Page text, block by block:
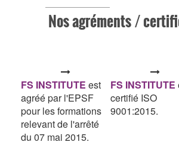
Nos agréments /
FS INSTITUTE est
agréé par l'EPSF
pour les formations
relevant de l'arrêté
du 07 mai 2015.
FS INSTITUTE
certifié ISO
9001:2015.